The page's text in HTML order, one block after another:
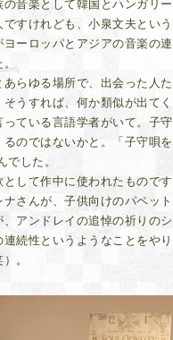
音楽として韓国とハンガリ
すけれども、小泉文夫とい
ーロッパとアジアの音楽の
らゆる場所で、出会った人
うすれば、何か類似が出て
ている言語学者がいて。子
のではないかと。「子守唄
でした。
して作中に使われたもので
さんが、子供向けのパペッ
アンドレイの追悼の祈りの
続性というようなことをや
。